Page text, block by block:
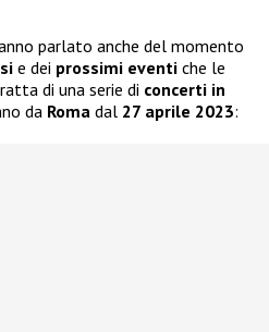
parlato anche del momento
e dei prossimi eventi che le
di una serie di concerti in
da Roma dal 27 aprile 2023: